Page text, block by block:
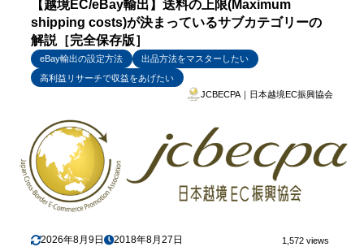
【越境EC/eBay輸出】送料の上限(Maximum
shipping costs)が決まっているサブカテゴリーの
解説［完全保存版］
eBay輸出の設定方法
出品方法をマスターしたい
高利益リサーチで収益をあげたい
JCBECPA｜日本越境EC振興協会
2026年8月9日 2018年8月27日 1,572 views